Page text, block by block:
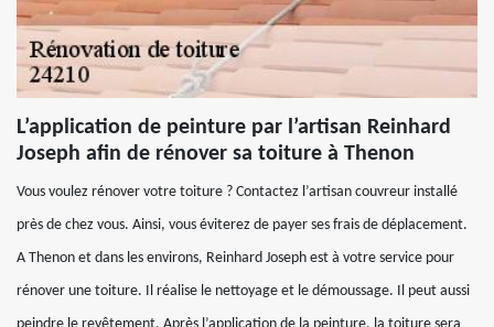
L’application de peinture par l’artisan Reinhard
Joseph afin de rénover sa toiture à Thenon
Vous voulez rénover votre toiture ? Contactez l’artisan couvreur installé
près de chez vous. Ainsi, vous éviterez de payer ses frais de déplacement.
A Thenon et dans les environs, Reinhard Joseph est à votre service pour
rénover une toiture. Il réalise le nettoyage et le démoussage. Il peut aussi